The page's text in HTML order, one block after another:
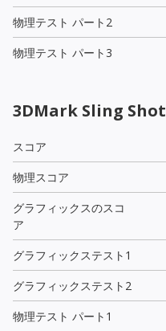
物理テスト パート2
物理テスト パート3
3DMark Sling Shot
スコア
物理スコア
グラフィックスのスコ
ア
グラフィックステスト1
グラフィックステスト2
物理テスト パート1